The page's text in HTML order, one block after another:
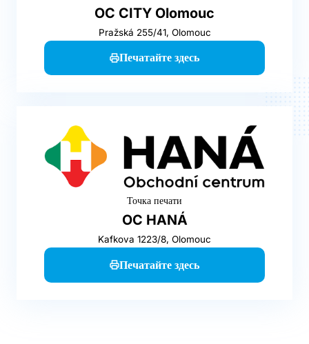
OC CITY Olomouc
Pražská 255/41, Olomouc
Печатайте здесь
Точка печати
OC HANÁ
Kafkova 1223/8, Olomouc
Печатайте здесь